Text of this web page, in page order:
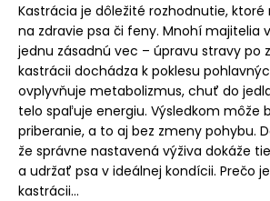
Kastrácia je dôležité rozhodnutie,
na zdravie psa či feny. Mnohí majitelia
jednu zásadnú vec – úpravu stravy po
kastrácii dochádza k poklesu
ovplyvňuje metabolizmus, chuť do
telo spaľuje energiu. Výsledkom môže
priberanie, a to aj bez zmeny pohybu.
že správne nastavená výživa dokáže
a udržať psa v ideálnej kondícii. Prečo
kastrácii...